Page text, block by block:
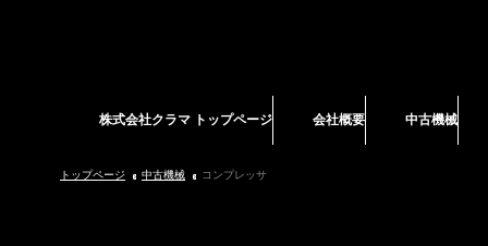
株式会社クラマ トップページ 会社概要 中古機械
トップページ 中古機械 コンプレッサ